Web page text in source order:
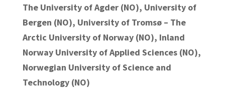
The University of Agder (NO), University of
Bergen (NO), University of Tromsø – The
Arctic University of Norway (NO), Inland
Norway University of Applied Sciences (NO),
Norwegian University of Science and
Technology (NO)